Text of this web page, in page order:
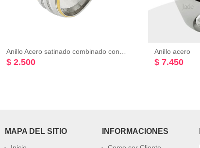
$ 2.500
Anillo acero
$ 7.450
MAPA DEL SITIO INFORMACIONES